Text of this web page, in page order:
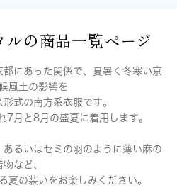
の商品一覧ページ
都にあった関係で、夏暑く冬寒い京
風土の影響を
式の南方系衣服です。
7月と8月の盛夏に着用します。
るいはセミの羽のように薄い麻の
物など、
夏の装いをお楽しみください。